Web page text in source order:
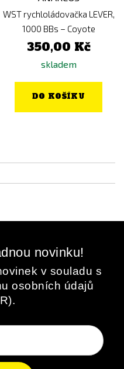
WST rychloládovačka LEVER,
1000 BBs – Coyote
350,00 Kč
skladem
DO KOŠÍKU
novinku!
v souladu s
osobních údajů